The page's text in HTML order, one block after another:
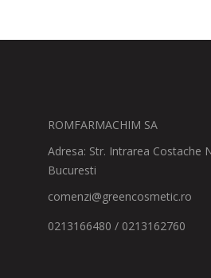
ROMFARMACHIM SA
Adresa: Str. Intrarea Costache
Bucuresti
comenzi@greencosmetic.ro
0213166480 / 0213162760